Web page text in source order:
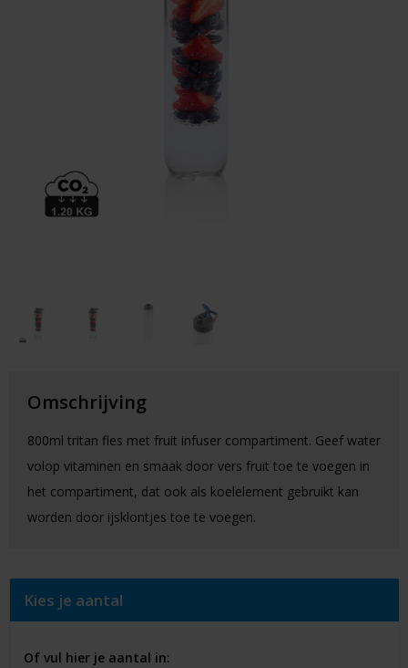
Outdoor & Vrije Tijd
Paraplu's
Omschrijving
800ml tritan fles met fruit infuser compartiment. Geef water
volop vitaminen en smaak door vers fruit toe te voegen in
het compartiment, dat ook als koelelement gebruikt kan
worden door ijsklontjes toe te voegen.
Kies je aantal
Of vul hier je aantal in: